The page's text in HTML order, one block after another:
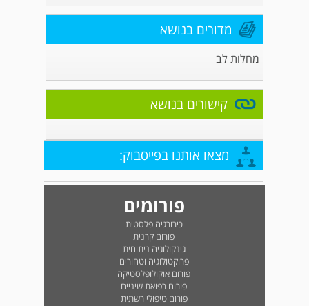
מדורים בנושא
מחלות לב
קישורים בנושא
מצאו אותנו בפייסבוק:
פורומים
כירורגיה פלסטית
פורום קרנית
גינקולוגיה ניתוחית
פרוקטולוגיה וטחורים
פורום אוקולופלסטיקה
פורום רפואת שיניים
פורום טיפולי רשתית